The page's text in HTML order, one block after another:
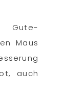
Maus
auch